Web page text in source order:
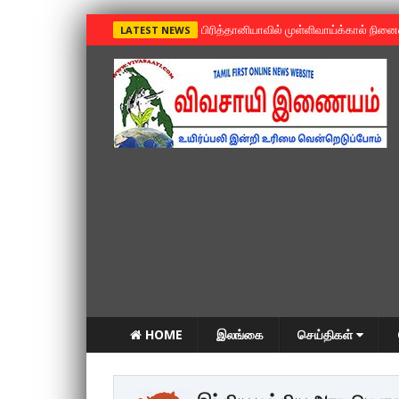
LATEST NEWS »பிரித்தானியாவில் முள்ளிவாய்க்கால்
HOME இலங்கை செய்திகள்